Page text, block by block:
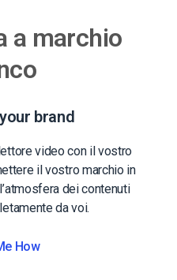
a marchio
brand
video con il vostro
il vostro marchio in
dei contenuti
da voi.
How